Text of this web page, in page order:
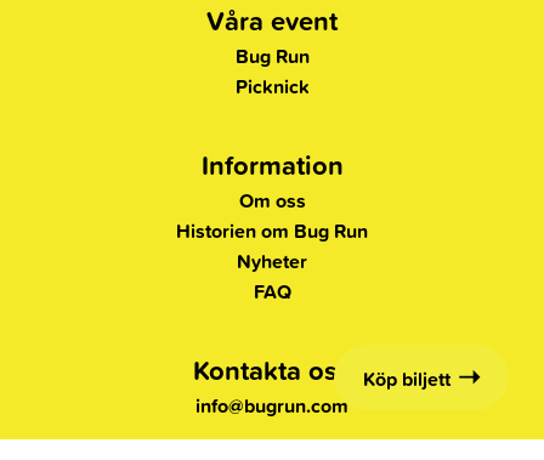
Köp biljett
Våra event
Bug Run
Picknick
Information
Om oss
Historien om Bug Run
Nyheter
FAQ
Kontakta oss
info@bugrun.com